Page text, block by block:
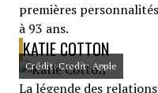
premières
à 93 ans.
KATIE COTTON
Crédit: Credit: Apple
La légende des